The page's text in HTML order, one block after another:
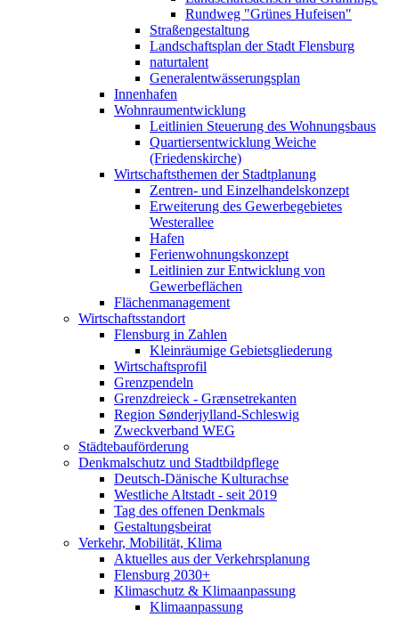
Rundweg "Grünes Hufeisen"
Straßengestaltung
Landschaftsplan der Stadt Flensburg
naturtalent
Generalentwässerungsplan
Innenhafen
Wohnraumentwicklung
Leitlinien Steuerung des Wohnungsbaus
Quartiersentwicklung Weiche
(Friedenskirche)
Wirtschaftsthemen der Stadtplanung
Zentren- und Einzelhandelskonzept
Erweiterung des Gewerbegebietes
Westerallee
Hafen
Ferienwohnungskonzept
Leitlinien zur Entwicklung von
Gewerbeflächen
Flächenmanagement
Wirtschaftsstandort
Flensburg in Zahlen
Kleinräumige Gebietsgliederung
Wirtschaftsprofil
Grenzpendeln
Grenzdreieck - Grænsetrekanten
Region Sønderjylland-Schleswig
Zweckverband WEG
Städtebauförderung
Denkmalschutz und Stadtbildpflege
Deutsch-Dänische Kulturachse
Westliche Altstadt - seit 2019
Tag des offenen Denkmals
Gestaltungsbeirat
Verkehr, Mobilität, Klima
Aktuelles aus der Verkehrsplanung
Flensburg 2030+
Klimaschutz & Klimaanpassung
Klimaanpassung